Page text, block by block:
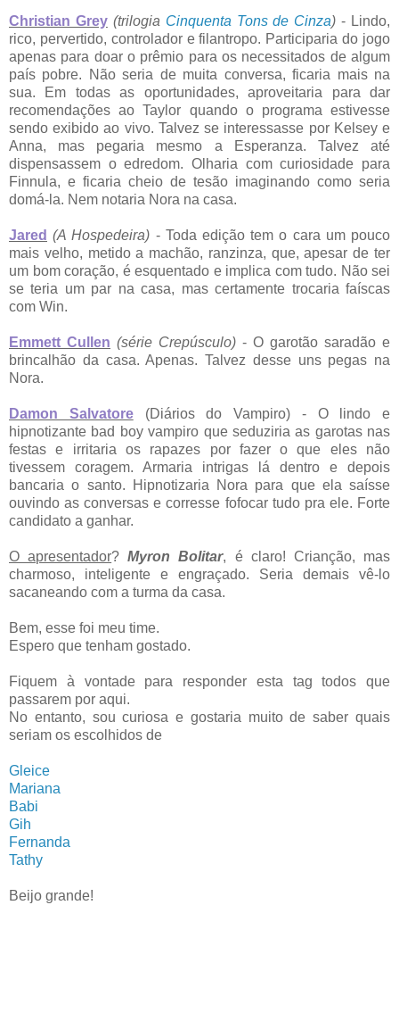
Christian Grey (trilogia Cinquenta Tons de Cinza) - Lindo,
rico, pervertido, controlador e filantropo. Participaria do jogo
apenas para doar o prêmio para os necessitados de algum
país pobre. Não seria de muita conversa, ficaria mais na
sua. Em todas as oportunidades, aproveitaria para dar
recomendações ao Taylor quando o programa estivesse
sendo exibido ao vivo. Talvez se interessasse por Kelsey e
Anna, mas pegaria mesmo a Esperanza. Talvez até
dispensassem o edredom. Olharia com curiosidade para
Finnula, e ficaria cheio de tesão imaginando como seria
domá-la. Nem notaria Nora na casa.
Jared (A Hospedeira) - Toda edição tem o cara um pouco
mais velho, metido a machão, ranzinza, que, apesar de ter
um bom coração, é esquentado e implica com tudo. Não sei
se teria um par na casa, mas certamente trocaria faíscas
com Win.
Emmett Cullen (série Crepúsculo) - O garotão saradão e
brincalhão da casa. Apenas. Talvez desse uns pegas na
Nora.
Damon Salvatore(Diários do Vampiro) - O lindo e
hipnotizante bad boy vampiro que seduziria as garotas nas
festas e irritaria os rapazes por fazer o que eles não
tivessem coragem. Armaria intrigas lá dentro e depois
bancaria o santo. Hipnotizaria Nora para que ela saísse
ouvindo as conversas e corresse fofocar tudo pra ele. Forte
candidato a ganhar.
O apresentador?Myron Bolitar, é claro! Crianção, mas
charmoso, inteligente e engraçado. Seria demais vê-lo
sacaneando com a turma da casa.
Bem, esse foi meu time.
Espero que tenham gostado.
Fiquem à vontade para responder esta tag todos que
passarem por aqui.
No entanto, sou curiosa e gostaria muito de saber quais
seriam os escolhidos de
Gleice
Mariana
Babi
Gih
Fernanda
Tathy
Beijo grande!